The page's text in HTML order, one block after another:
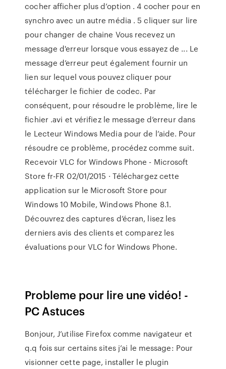
cocher afficher plus d’option . 4 cocher pour en
synchro avec un autre média . 5 cliquer sur lire
pour changer de chaine Vous recevez un
message d'erreur lorsque vous essayez de ... Le
message d’erreur peut également fournir un
lien sur lequel vous pouvez cliquer pour
télécharger le fichier de codec. Par
conséquent, pour résoudre le problème, lire le
fichier .avi et vérifiez le message d’erreur dans
le Lecteur Windows Media pour de l’aide. Pour
résoudre ce problème, procédez comme suit.
Recevoir VLC for Windows Phone - Microsoft
Store fr-FR 02/01/2015 · Téléchargez cette
application sur le Microsoft Store pour
Windows 10 Mobile, Windows Phone 8.1.
Découvrez des captures d’écran, lisez les
derniers avis des clients et comparez les
évaluations pour VLC for Windows Phone.
Probleme pour lire une vidéo! -
PC Astuces
Bonjour, J’utilise Firefox comme navigateur et
q.q fois sur certains sites j’ai le message: Pour
visionner cette page, installer le plugin